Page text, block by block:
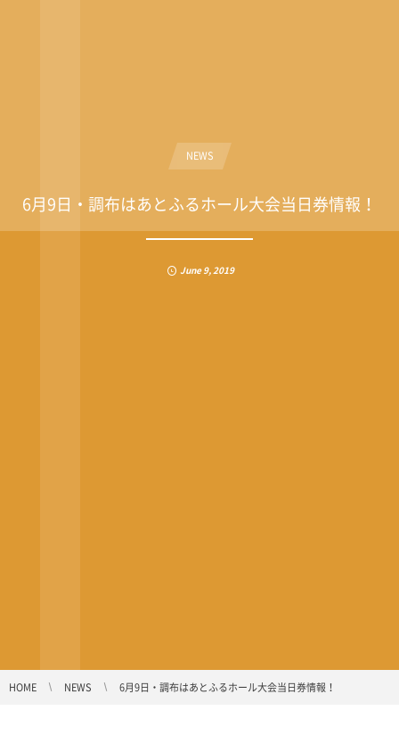
NEWS
6月9日・調布はあとふるホール大会当日券情報！
June 9,2019
HOME NEWS 6月9日・調布はあとふるホール大会当日券情報！